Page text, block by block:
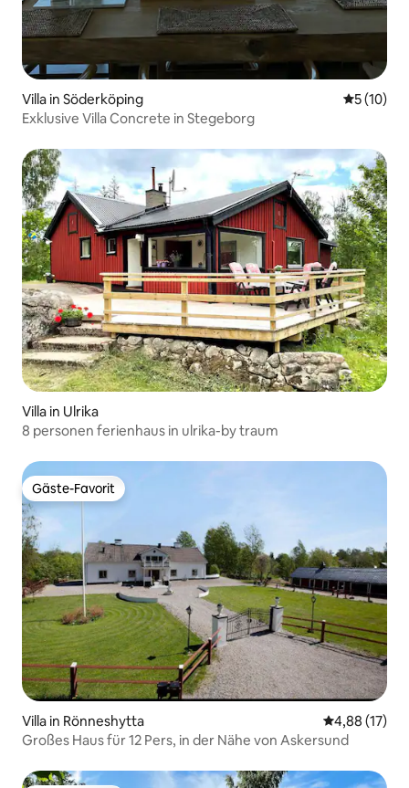
Villa in Söderköping
5 (10)
Exklusive Villa Concrete in Stegeborg
Villa in Ulrika
8 personen ferienhaus in ulrika-by traum
Gäste-Favorit
Gäste-Favorit
Villa in Rönneshytta
4,88 (17)
Großes Haus für 12 Pers, in der Nähe von Askersund